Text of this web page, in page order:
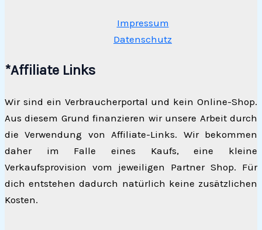
Impressum
Datenschutz
*Affiliate Links
Wir sind ein Verbraucherportal und kein Online-Shop.
Aus diesem Grund finanzieren wir unsere Arbeit durch
die Verwendung von Affiliate-Links. Wir bekommen
daher im Falle eines Kaufs, eine kleine
Verkaufsprovision vom jeweiligen Partner Shop. Für
dich entstehen dadurch natürlich keine zusätzlichen
Kosten.